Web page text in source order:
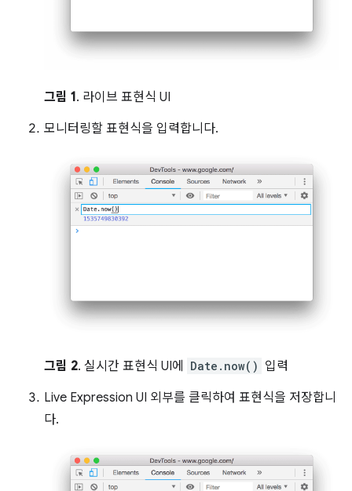
그림 1. 라이브 표현식 UI
모니터링할 표현식을 입력합니다.
그림 2. 실시간 표현식 UI에 Date.now() 입력
Live Expression UI 외부를 클릭하여 표현식을 저장합니
다.